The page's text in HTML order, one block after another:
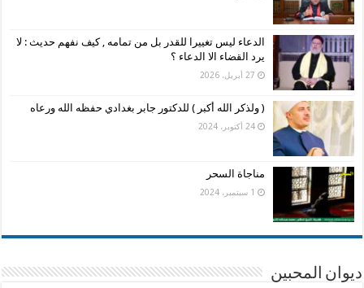
الدعاء ليس تغييرا للقدر بل من تمامه , كيف نفهم حديث : لا
يرد القضاء الا الدعاء ؟
27 أبريل، 2026
( ولذكر الله أكبر ) للدكتور جابر بغدادي حفظه الله ورعاه
24 أكتوبر، 2024
مناجاة السحر
1 سبتمبر، 2024
ديوان المحبين